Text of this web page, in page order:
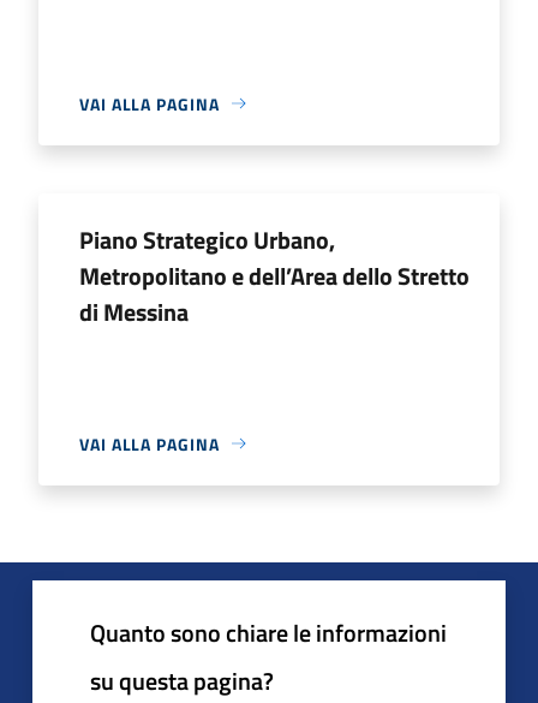
VAI ALLA PAGINA
Piano Strategico Urbano,
Metropolitano e dell’Area dello Stretto
di Messina
VAI ALLA PAGINA
Quanto sono chiare le informazioni
su questa pagina?